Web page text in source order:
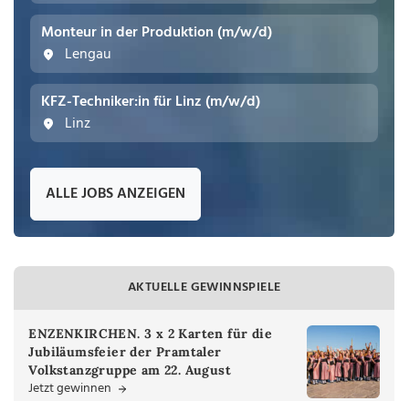
Monteur in der Produktion (m/w/d)
Lengau
KFZ-Techniker:in für Linz (m/w/d)
Linz
ALLE JOBS ANZEIGEN
AKTUELLE GEWINNSPIELE
ENZENKIRCHEN. 3 x 2 Karten für die
Jubiläumsfeier der Pramtaler
Volkstanzgruppe am 22. August
Jetzt gewinnen